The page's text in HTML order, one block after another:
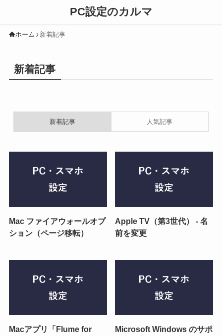
PC設定のカルマ
ホーム 新着記事
新着記事
新着記事 人気記事
Mac ファイアウォールオプ
ション（ページ移転）
Apple TV（第3世代） - 名
前を変更
Macアプリ「Flume for
Microsoft Windows のサポ